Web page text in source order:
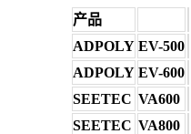
产品
ADPOLY EV-500
ADPOLY EV-600
SEETEC VA600
SEETEC VA800